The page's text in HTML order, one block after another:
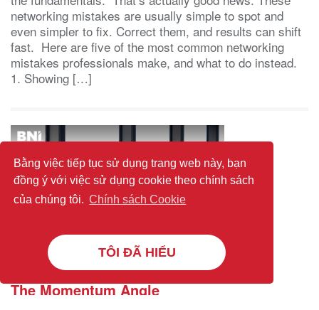
Bằng việc tiếp tục sử dụng trang web này, bạn
đồng ý với việc sử dụng cookie theo chính sách
của chúng tôi. Chính sách Cookie
TÔI ĐÃ HIỂU
networking mistakes are usually simple to spot and
even simpler to fix. Correct them, and results can shift
fast. Here are five of the most common networking
mistakes professionals make, and what to do instead.
1. Showing […]
The Momentum Angle